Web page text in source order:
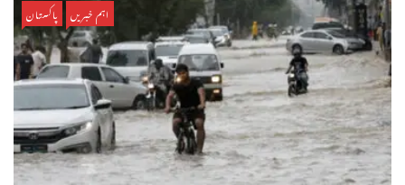
اہم خبریں پاکستان